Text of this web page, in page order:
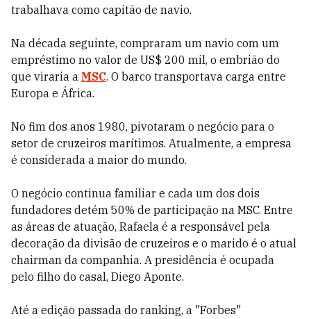
trabalhava como capitão de navio.
Na década seguinte, compraram um navio com um
empréstimo no valor de US$ 200 mil, o embrião do
que viraria a MSC. O barco transportava carga entre
Europa e África.
No fim dos anos 1980, pivotaram o negócio para o
setor de cruzeiros marítimos. Atualmente, a empresa
é considerada a maior do mundo.
O negócio continua familiar e cada um dos dois
fundadores detém 50% de participação na MSC. Entre
as áreas de atuação, Rafaela é a responsável pela
decoração da divisão de cruzeiros e o marido é o atual
chairman da companhia. A presidência é ocupada
pelo filho do casal, Diego Aponte.
Até a edição passada do ranking, a "Forbes"